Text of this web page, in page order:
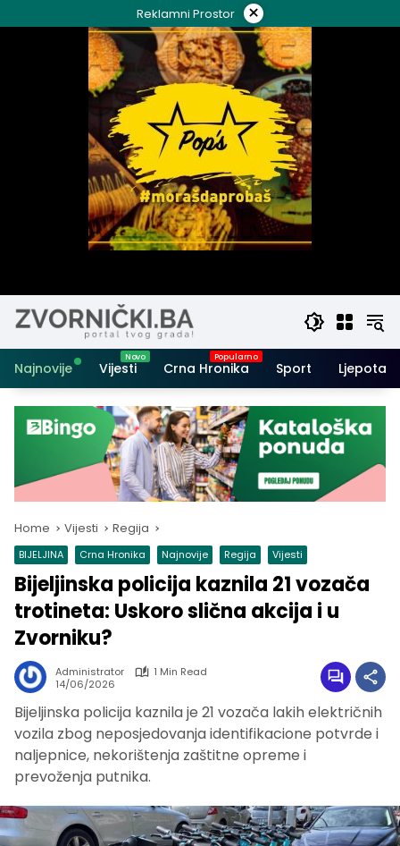
to
Reklamni Prostor ×
Najnovije Vijesti Crna Hronika Sport Ljepota i
Home Vijesti Regija
BIJELJINA Crna Hronika Najnovije Regija Vijesti
Bijeljinska policija kaznila 21 vozača
trotineta: Uskoro slična akcija i u
Zvorniku?
Administrator
1 Min Read
14/06/2026
Bijeljinska policija kaznila je 21 vozača lakih električnih
vozila zbog neposjedovanja identifikacione potvrde i
naljepnice, nekorištenja zaštitne opreme i
prevoženja putnika.